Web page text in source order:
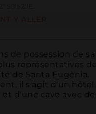
de possession de
représentatives
de Santa Eugènia.
il s'agit d'un hôtel
et d'une cave avec